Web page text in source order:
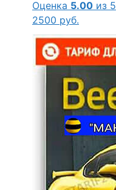
Оценка 5.00 из 5
2500 руб.